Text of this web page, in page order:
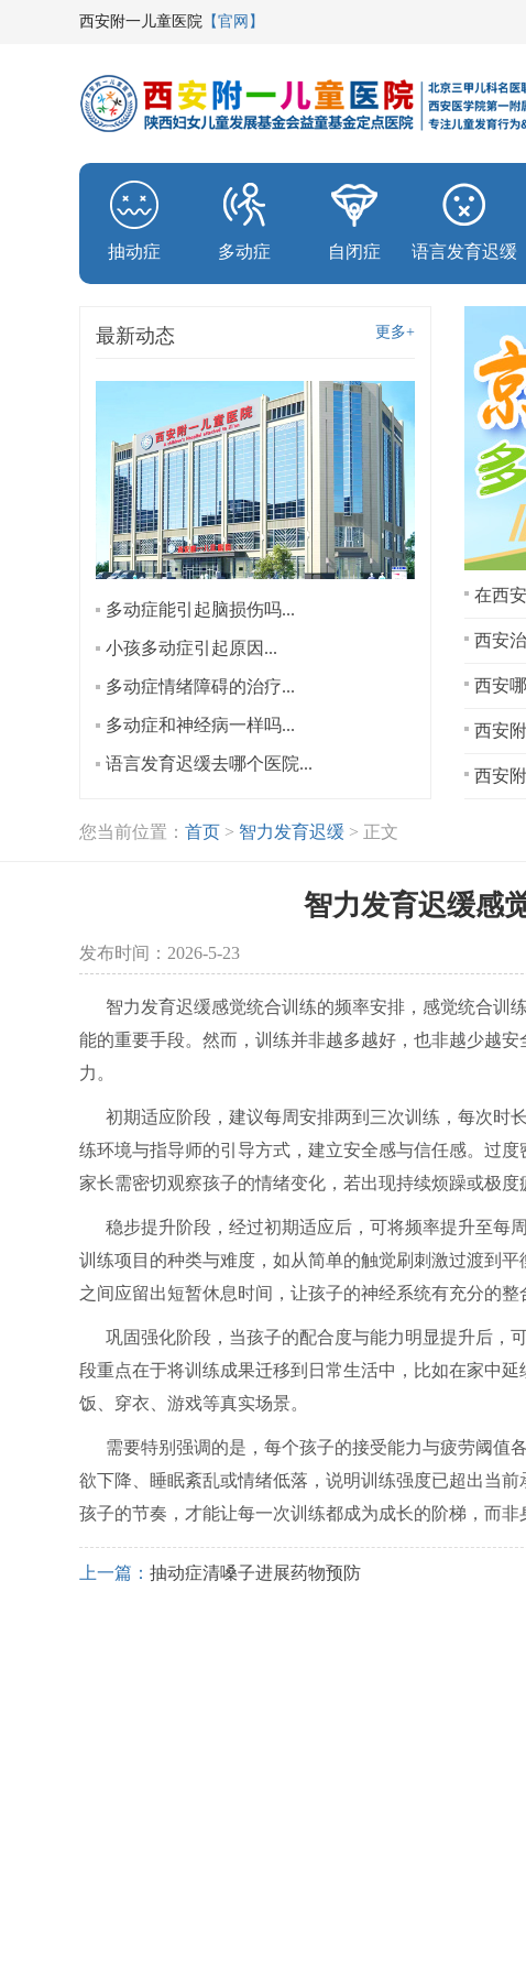
西安附一儿童医院 【官网】
抽动症 多动症 自闭症 语言发育迟缓
更多+
最新动态
多动症能引起脑损伤吗...
小孩多动症引起原因...
多动症情绪障碍的治疗...
多动症和神经病一样吗...
语言发育迟缓去哪个医院...
在西
西安
西安
西安
您当前位置： 首页 > 智力发育迟缓 > 正文
智力发育迟缓感
发布时间：2026-5-23
智力发育迟缓感觉统合训练的频率安排，感觉统合训
能的重要手段。然而，训练并非越多越好，也非越少越
力。
初期适应阶段，建议每周安排两到三次训练，每次时
练环境与指导师的引导方式，建立安全感与信任感。过
家长需密切观察孩子的情绪变化，若出现持续烦躁或极度
稳步提升阶段，经过初期适应后，可将频率提升至每
训练项目的种类与难度，如从简单的触觉刷刺激过渡到
之间应留出短暂休息时间，让孩子的神经系统有充分的整
巩固强化阶段，当孩子的配合度与能力明显提升后，
段重点在于将训练成果迁移到日常生活中，比如在家中
饭、穿衣、游戏等真实场景。
需要特别强调的是，每个孩子的接受能力与疲劳阈值
欲下降、睡眠紊乱或情绪低落，说明训练强度已超出当
孩子的节奏，才能让每一次训练都成为成长的阶梯，而非
上一篇： 抽动症清嗓子进展药物预防